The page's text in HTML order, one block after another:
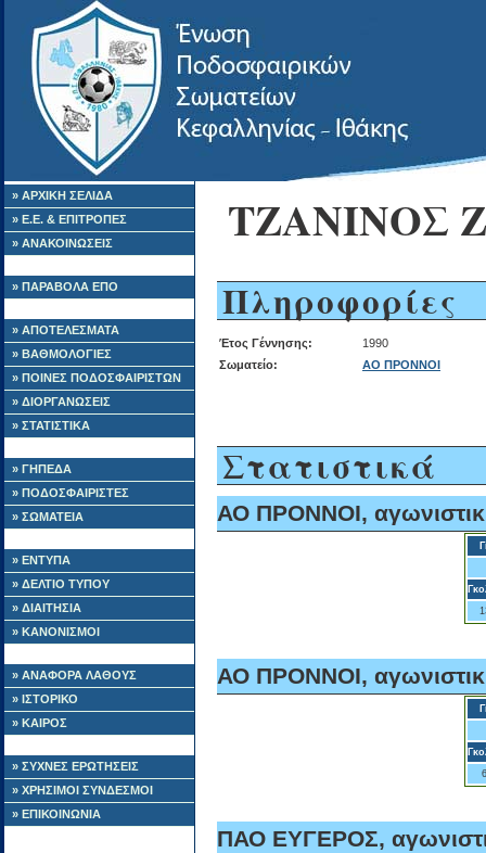
» ΑΡΧΙΚΗ ΣΕΛΙΔΑ
» Ε.Ε. & ΕΠΙΤΡΟΠΕΣ
» ΑΝΑΚΟΙΝΩΣΕΙΣ
» ΠΑΡΑΒΟΛΑ ΕΠΟ
» ΑΠΟΤΕΛΕΣΜΑΤΑ
» ΒΑΘΜΟΛΟΓΙΕΣ
» ΠΟΙΝΕΣ ΠΟΔΟΣΦΑΙΡΙΣΤΩΝ
» ΔΙΟΡΓΑΝΩΣΕΙΣ
» ΣΤΑΤΙΣΤΙΚΑ
» ΓΗΠΕΔΑ
» ΠΟΔΟΣΦΑΙΡΙΣΤΕΣ
» ΣΩΜΑΤΕΙΑ
» ΕΝΤΥΠΑ
» ΔΕΛΤΙΟ ΤΥΠΟΥ
» ΔΙΑΙΤΗΣΙΑ
» ΚΑΝΟΝΙΣΜΟΙ
» ΑΝΑΦΟΡΑ ΛΑΘΟΥΣ
» ΙΣΤΟΡΙΚΟ
» ΚΑΙΡΟΣ
» ΣΥΧΝΕΣ ΕΡΩΤΗΣΕΙΣ
» ΧΡΗΣΙΜΟΙ ΣΥΝΔΕΣΜΟΙ
» ΕΠΙΚΟΙΝΩΝΙΑ
ΤΖΑΝΙΝΟΣ
Πληροφορίες
Έτος Γέννησης:
1990
Σωματείο:
ΑΟ ΠΡΟΝΝΟΙ
Στατιστικά
ΑΟ ΠΡΟΝΝΟΙ,
ΑΟ ΠΡΟΝΝΟΙ,
ΠΑΟ ΕΥΓΕΡΟΣ,